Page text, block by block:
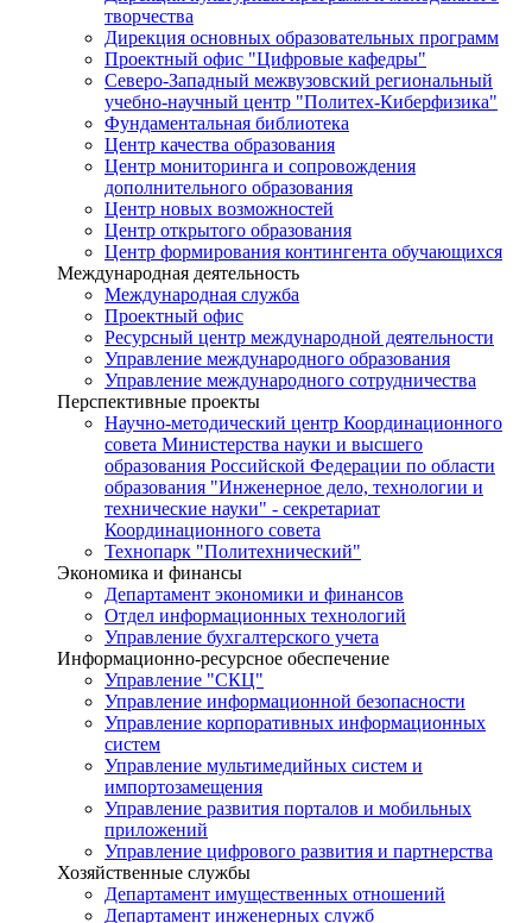
творчества
Дирекция основных образовательных программ
Проектный офис "Цифровые кафедры"
Северо-Западный межвузовский региональный
учебно-научный центр "Политех-Киберфизика"
Фундаментальная библиотека
Центр качества образования
Центр мониторинга и сопровождения
дополнительного образования
Центр новых возможностей
Центр открытого образования
Центр формирования контингента обучающихся
Международная деятельность
Международная служба
Проектный офис
Ресурсный центр международной деятельности
Управление международного образования
Управление международного сотрудничества
Перспективные проекты
Научно-методический центр Координационного
совета Министерства науки и высшего
образования Российской Федерации по области
образования "Инженерное дело, технологии и
технические науки" - секретариат
Координационного совета
Технопарк "Политехнический"
Экономика и финансы
Департамент экономики и финансов
Отдел информационных технологий
Управление бухгалтерского учета
Информационно-ресурсное обеспечение
Управление "СКЦ"
Управление информационной безопасности
Управление корпоративных информационных
систем
Управление мультимедийных систем и
импортозамещения
Управление развития порталов и мобильных
приложений
Управление цифрового развития и партнерства
Хозяйственные службы
Департамент имущественных отношений
Департамент инженерных служб